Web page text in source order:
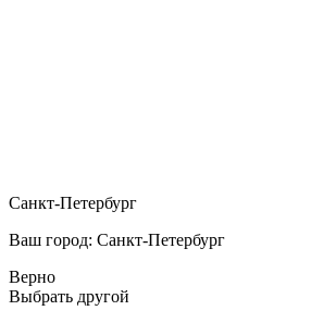
Санкт-Петербург
Ваш город: Санкт-Петербург
Верно
Выбрать другой